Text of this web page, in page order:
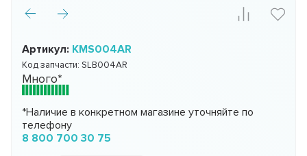
Артикул: KMS004AR
Код запчасти:SLB004AR
Много*
*Наличие в конкретном магазине уточняйте по
телефону
8 800 700 30 75